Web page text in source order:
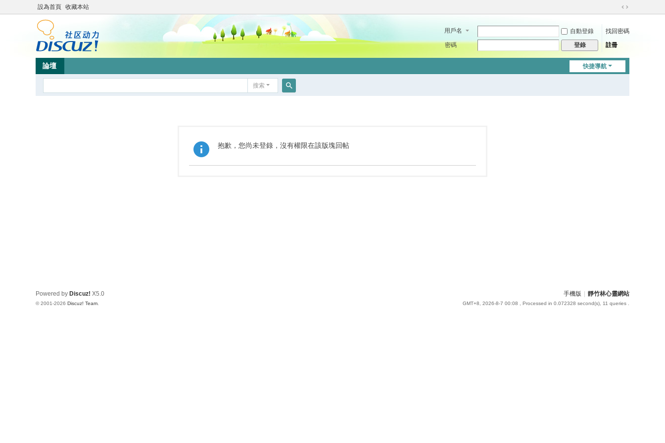
設為首頁 收藏本站
切
到
用戶名 自動登錄
找回密碼
密碼
登錄 註冊
快捷導航
論壇
搜索
抱歉，您尚未登錄，沒有權限在該版塊回帖
手機版 靜竹林心靈網站
GMT+8, 2026-8-7 00:08 , Processed in 0.072328 second(s), 11 queries .
Powered by Discuz! X5.0
© 2001-2026 Discuz! Team